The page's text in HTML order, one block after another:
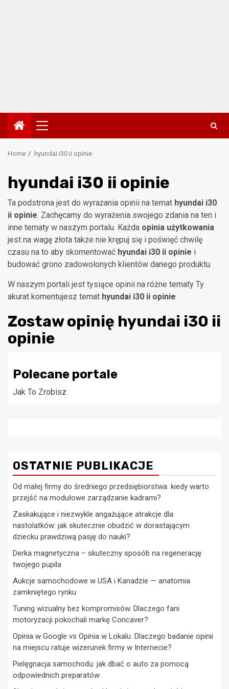
Primary
Menu
Home hyundai i30 ii opinie
hyundai i30 ii opinie
Ta podstrona jest do wyrażania opinii na temat hyundai i30
ii opinie. Zachęcamy do wyrażenia swojego zdania na ten i
inne tematy w naszym portalu. Każda opinia użytkowania
jest na wagę złota także nie krępuj się i poświęć chwilę
czasu na to aby skomentować hyundai i30 ii opinie i
budować grono zadowolonych klientów danego produktu.
W naszym portali jest tysiące opinii na różne tematy Ty
akurat komentujesz temat hyundai i30 ii opinie
Zostaw opinię hyundai i30 ii
opinie
Polecane portale
Jak To Zrobisz
OSTATNIE PUBLIKACJE
Od małej firmy do średniego przedsiębiorstwa. kiedy warto
przejść na modułowe zarządzanie kadrami?
Zaskakujące i niezwykle angażujące atrakcje dla
nastolatków: jak skutecznie obudzić w dorastającym
dziecku prawdziwą pasję do nauki?
Derka magnetyczna – skuteczny sposób na regenerację
twojego pupila
Aukcje samochodowe w USA i Kanadzie — anatomia
zamkniętego rynku
Tuning wizualny bez kompromisów. Dlaczego fani
motoryzacji pokochali markę Concaver?
Opinia w Google vs Opinia w Lokalu. Dlaczego badanie opinii
na miejscu ratuje wizerunek firmy w Internecie?
Pielęgnacja samochodu: jak dbać o auto za pomocą
odpowiednich preparatów